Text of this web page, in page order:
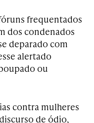
frequentados
dos condenados
deparado com
alertado
ou
contra mulheres
de ódio,